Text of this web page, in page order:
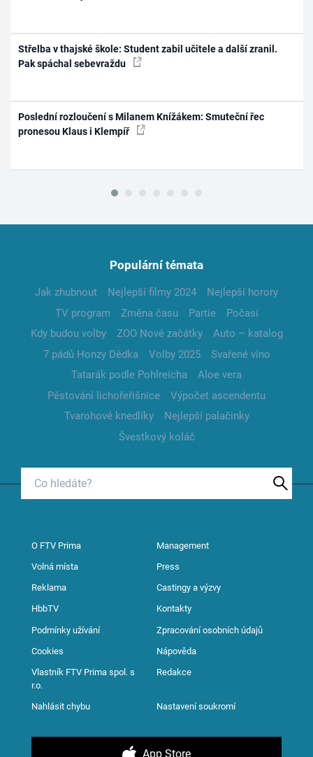
Střelba v thajské škole: Student zabil učitele a další zranil.
Pak spáchal sebevraždu
Poslední rozloučení s Milanem Knížákem: Smuteční řec
pronesou Klaus i Klempíř
Populární témata
Jak zhubnout Nejlepší filmy 2024
Nejlepší horory
TV program
Změna času Partie
Počasí
Kdy budou volby
ZOO Nové začátky
Auto – katalog
7 pádů Honzy Dědka
Volby 2025
Svařené víno
Tatarák podle Pohlreicha
Aloe vera
Pěstování lichořeřišnice
Výpočet ascendentu
Tvarohové knedlíky
Nejlepší palačinky
Švestkový koláč
O FTV Prima Management
Volná místa Press
Reklama Castingy a výzvy
HbbTV Kontakty
Podmínky užívání Zpracování osobních údajů
Cookies Nápověda
Vlastník FTV Prima spol. s
r.o.
Redakce
Nahlásit chybu Nastavení soukromí
App Store